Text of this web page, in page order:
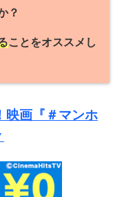
？
ことをオススメし
映画『＃マンホ